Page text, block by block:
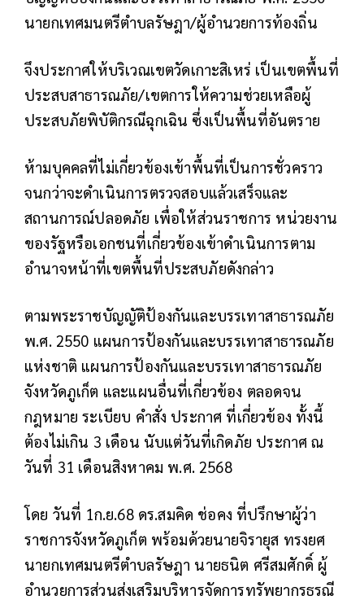
นายกเทศมนตรีตำบลรัษฎา/ผู้อำนวยการท้องถิ่น
จึงประกาศให้บริเวณเขตวัดเกาะสิเหร่ เป็นเขตพื้นที่
ประสบสาธารณภัย/เขตการให้ความช่วยเหลือผู้
ประสบภัยพิบัติกรณีฉุกเฉิน ซึ่งเป็นพื้นที่อันตราย
ห้ามบุคคลที่ไม่เกี่ยวข้องเข้าพื้นที่เป็นการชั่วคราว
จนกว่าจะดำเนินการตรวจสอบแล้วเสร็จและ
สถานการณ์ปลอดภัย เพื่อให้ส่วนราชการ หน่วยงาน
ของรัฐหรือเอกชนที่เกี่ยวข้องเข้าดำเนินการตาม
อำนาจหน้าที่เขตพื้นที่ประสบภัยดังกล่าว
ตามพระราชบัญญัติป้องกันและบรรเทาสาธารณภัย
พ.ศ. 2550 แผนการป้องกันและบรรเทาสาธารณภัย
แห่งชาติ แผนการป้องกันและบรรเทาสาธารณภัย
จังหวัดภูเก็ต และแผนอื่นที่เกี่ยวข้อง ตลอดจน
กฎหมาย ระเบียบ คำสั่ง ประกาศ ที่เกี่ยวข้อง ทั้งนี้
ต้องไม่เกิน 3 เดือน นับแต่วันที่เกิดภัย ประกาศ ณ
วันที่ 31 เดือนสิงหาคม พ.ศ. 2568
โดย วันที่ 1ก.ย.68 ดร.สมคิด ช่อคง ที่ปรึกษาผู้ว่า
ราชการจังหวัดภูเก็ต พร้อมด้วยนายจิรายุส ทรงยศ
นายกเทศมนตรีตำบลรัษฎา นายธนิต ศรีสมศักดิ์ ผู้
อำนวยการส่วนส่งเสริมบริหารจัดการทรัพยากรธรณี